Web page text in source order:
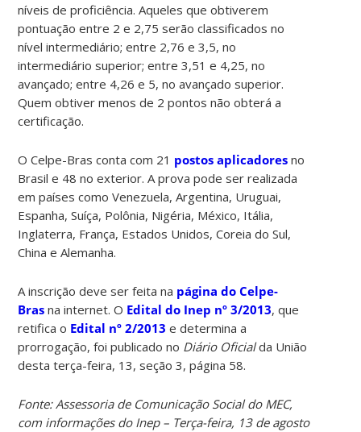
níveis de proficiência. Aqueles que obtiverem
pontuação entre 2 e 2,75 serão classificados no
nível intermediário; entre 2,76 e 3,5, no
intermediário superior; entre 3,51 e 4,25, no
avançado; entre 4,26 e 5, no avançado superior.
Quem obtiver menos de 2 pontos não obterá a
certificação.
O Celpe-Bras conta com 21 postos aplicadores no
Brasil e 48 no exterior. A prova pode ser realizada
em países como Venezuela, Argentina, Uruguai,
Espanha, Suíça, Polônia, Nigéria, México, Itália,
Inglaterra, França, Estados Unidos, Coreia do Sul,
China e Alemanha.
A inscrição deve ser feita na página do Celpe-
Bras na internet. O Edital do Inep nº 3/2013, que
retifica o Edital nº 2/2013 e determina a
prorrogação, foi publicado no Diário Oficialda União
desta terça-feira, 13, seção 3, página 58.
Fonte: Assessoria de Comunicação Social do MEC,
com informações do Inep – Terça-feira, 13 de agosto